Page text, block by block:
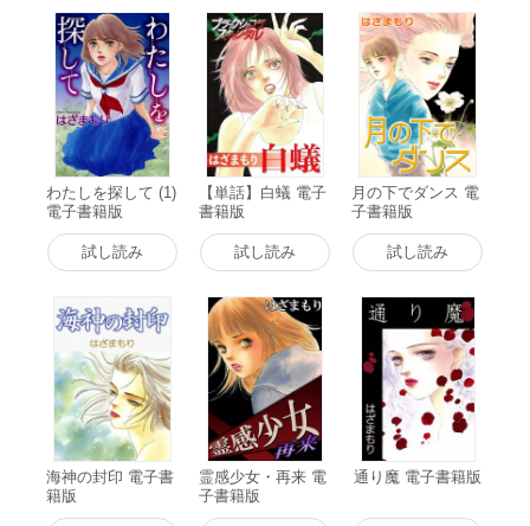
わたしを探して (1)
電子書籍版
試し読み
【単話】白蟻 電子
書籍版
試し読み
月の下でダンス 電
子書籍版
試し読み
海神の封印 電子書
籍版
霊感少女・再来 電
子書籍版
通り魔 電子書籍版